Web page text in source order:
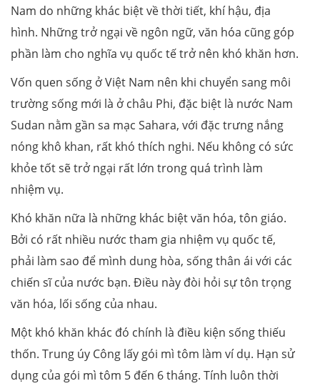
Nam do những khác biệt về thời tiết, khí hậu, địa
hình. Những trở ngại về ngôn ngữ, văn hóa cũng góp
phần làm cho nghĩa vụ quốc tế trở nên khó khăn hơn.
Vốn quen sống ở Việt Nam nên khi chuyển sang môi
trường sống mới là ở châu Phi, đặc biệt là nước Nam
Sudan nằm gần sa mạc Sahara, với đặc trưng nắng
nóng khô khan, rất khó thích nghi. Nếu không có sức
khỏe tốt sẽ trở ngại rất lớn trong quá trình làm
nhiệm vụ.
Khó khăn nữa là những khác biệt văn hóa, tôn giáo.
Bởi có rất nhiều nước tham gia nhiệm vụ quốc tế,
phải làm sao để mình dung hòa, sống thân ái với các
chiến sĩ của nước bạn. Điều này đòi hỏi sự tôn trọng
văn hóa, lối sống của nhau.
Một khó khăn khác đó chính là điều kiện sống thiếu
thốn. Trung úy Công lấy gói mì tôm làm ví dụ. Hạn sử
dụng của gói mì tôm 5 đến 6 tháng. Tính luôn thời